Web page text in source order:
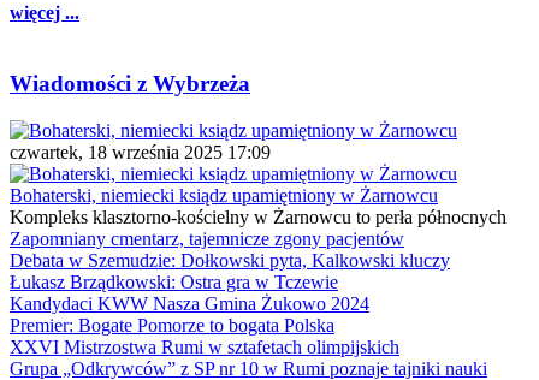
więcej ...
Wiadomości z Wybrzeża
czwartek, 18 września 2025 17:09
Bohaterski, niemiecki ksiądz upamiętniony w Żarnowcu
Kompleks klasztorno-kościelny w Żarnowcu to perła północnych
Zapomniany cmentarz, tajemnicze zgony pacjentów
Debata w Szemudzie: Dołkowski pyta, Kalkowski kluczy
Łukasz Brządkowski: Ostra gra w Tczewie
Kandydaci KWW Nasza Gmina Żukowo 2024
Premier: Bogate Pomorze to bogata Polska
XXVI Mistrzostwa Rumi w sztafetach olimpijskich
Grupa „Odkrywców” z SP nr 10 w Rumi poznaje tajniki nauki